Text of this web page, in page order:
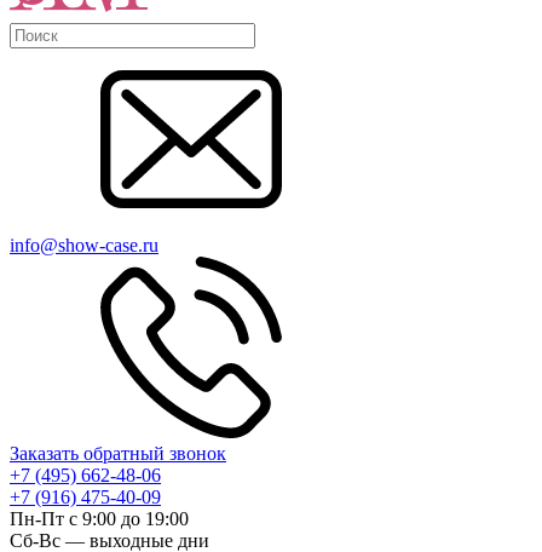
info@show-case.ru
Заказать обратный звонок
+7 (495) 662-48-06
+7 (916) 475-40-09
Пн-Пт с 9:00 до 19:00
Сб-Вс — выходные дни